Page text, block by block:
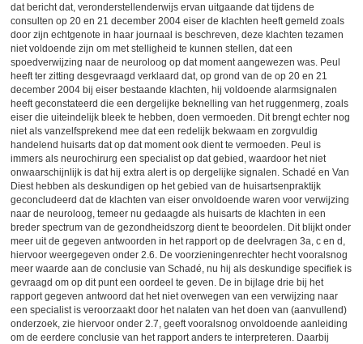
dat bericht dat, veronderstellenderwijs ervan uitgaande dat tijdens de
consulten op 20 en 21 december 2004 eiser de klachten heeft gemeld zoals
door zijn echtgenote in haar journaal is beschreven, deze klachten tezamen
niet voldoende zijn om met stelligheid te kunnen stellen, dat een
spoedverwijzing naar de neuroloog op dat moment aangewezen was. Peul
heeft ter zitting desgevraagd verklaard dat, op grond van de op 20 en 21
december 2004 bij eiser bestaande klachten, hij voldoende alarmsignalen
heeft geconstateerd die een dergelijke beknelling van het ruggenmerg, zoals
eiser die uiteindelijk bleek te hebben, doen vermoeden. Dit brengt echter nog
niet als vanzelfsprekend mee dat een redelijk bekwaam en zorgvuldig
handelend huisarts dat op dat moment ook dient te vermoeden. Peul is
immers als neurochirurg een specialist op dat gebied, waardoor het niet
onwaarschijnlijk is dat hij extra alert is op dergelijke signalen. Schadé en Van
Diest hebben als deskundigen op het gebied van de huisartsenpraktijk
geconcludeerd dat de klachten van eiser onvoldoende waren voor verwijzing
naar de neuroloog, temeer nu gedaagde als huisarts de klachten in een
breder spectrum van de gezondheidszorg dient te beoordelen. Dit blijkt onder
meer uit de gegeven antwoorden in het rapport op de deelvragen 3a, c en d,
hiervoor weergegeven onder 2.6. De voorzieningenrechter hecht vooralsnog
meer waarde aan de conclusie van Schadé, nu hij als deskundige specifiek is
gevraagd om op dit punt een oordeel te geven. De in bijlage drie bij het
rapport gegeven antwoord dat het niet overwegen van een verwijzing naar
een specialist is veroorzaakt door het nalaten van het doen van (aanvullend)
onderzoek, zie hiervoor onder 2.7, geeft vooralsnog onvoldoende aanleiding
om de eerdere conclusie van het rapport anders te interpreteren. Daarbij